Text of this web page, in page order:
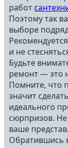
работ
Поэтому так
выборе
и не
Будьте
ремонт — это
Помните, что
значит
идеального
сюрпризов.
ваше
Обратившись